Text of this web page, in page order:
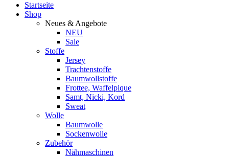
Startseite
Shop
Neues & Angebote
NEU
Sale
Stoffe
Jersey
Trachtenstoffe
Baumwollstoffe
Frottee, Waffelpique
Samt, Nicki, Kord
Sweat
Wolle
Baumwolle
Sockenwolle
Zubehör
Nähmaschinen